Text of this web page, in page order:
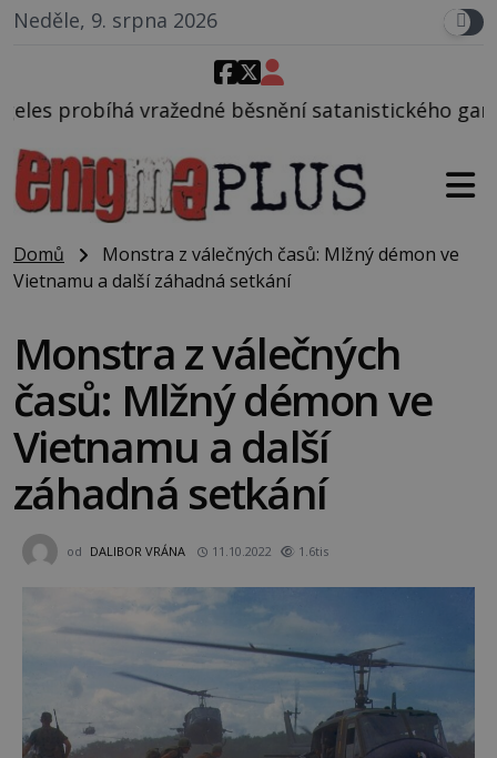
Neděle, 9. srpna 2026
satanistického gangu vedeného
Domů
Monstra z válečných časů: Mlžný démon ve
Vietnamu a další záhadná setkání
Monstra z válečných
časů: Mlžný démon ve
Vietnamu a další
záhadná setkání
od DALIBOR VRÁNA 11.10.2022 1.6tis